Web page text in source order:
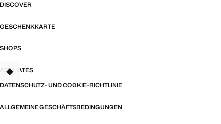
DISCOVER
GESCHENKKARTE
SHOPS
AFFILIATES
DATENSCHUTZ- UND COOKIE-RICHTLINIE
ALLGEMEINE GESCHÄFTSBEDINGUNGEN